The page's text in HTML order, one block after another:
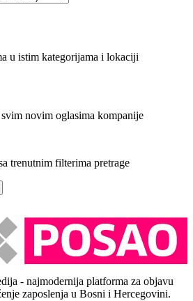
u istim kategorijama i lokaciji
novim oglasima kompanije
trenutnim filterima pretrage
- najmodernija platforma za objavu
zaposlenja u Bosni i Hercegovini.